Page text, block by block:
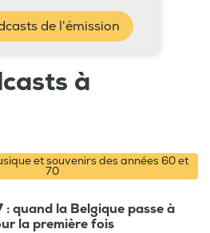
de l'émission
à
et souvenirs des années 60 et
70
: quand la Belgique passe à
la première fois